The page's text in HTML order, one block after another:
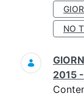
NO
2015